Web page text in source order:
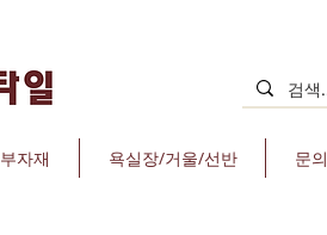
부자재 욕실장/거울/선반 문의